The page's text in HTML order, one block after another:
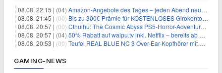
08.08. 22:15 | (04) Amazon-Angebote des Tages – jeden Abend neue Deals zum Stöbern
08.08. 21:45 | (00) Bis zu 300€ Prämie für KOSTENLOSES Girokonto bei der Santander – 50€ schon nach 1 Woche!
08.08. 20:57 | (00) Cthulhu: The Cosmic Abyss PS5-Horror-Adventure für 27,99€
08.08. 20:57 | (04) 50% Rabatt auf waipu.tv inkl. Netflix – bereits ab 9€/Monat (statt 17,99€)
08.08. 20:53 | (00) Teufel REAL BLUE NC 3 Over-Ear-Kopfhörer mit ANC für 149,99€
GAMING-NEWS